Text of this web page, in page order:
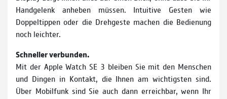
Handgelenk anheben müssen. Intuitive Gesten wie
Doppeltippen oder die Drehgeste machen die Bedienung
noch leichter.
Schneller verbunden.
Mit der Apple Watch SE 3 bleiben Sie mit den Menschen
und Dingen in Kontakt, die Ihnen am wichtigsten sind.
Über Mobilfunk sind Sie auch dann erreichbar, wenn Ihr